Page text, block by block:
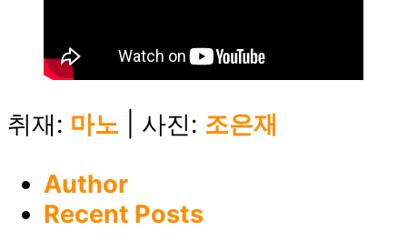
취재: 마노 | 사진: 조은재
Author
Recent Posts